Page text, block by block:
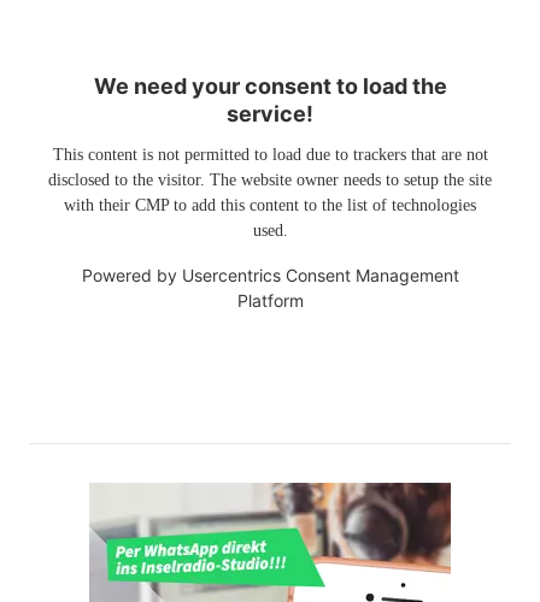
We need your consent to load the
service!
This content is not permitted to load due to trackers that are not
disclosed to the visitor. The website owner needs to setup the site
with their CMP to add this content to the list of technologies
used.
Powered by Usercentrics Consent Management
Platform